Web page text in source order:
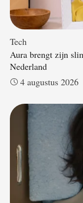
Tech
Aura brengt zijn
Nederland
4 augustus 2026